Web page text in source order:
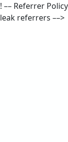
! –– Referrer
leak referrers ––>